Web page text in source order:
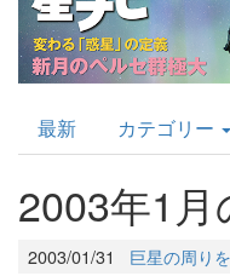
AstroArts
Topics
最新 カテゴリー
2003年1
2003/01/31
巨星の周り